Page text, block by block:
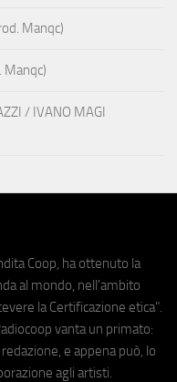
Manqc)
Manqc)
/ IVANO MAGI
Coop, ha ottenuto la
al mondo, nell'ambito
la Certificazione etica".
vanta un primato:
e appena può, lo
agli artisti.